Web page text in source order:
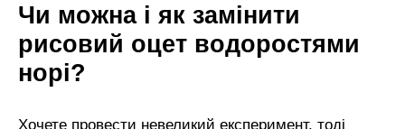
Чи можна і як замінити
рисовий оцет водоростями
норі?
Хочете провести невеликий експеримент, тоді